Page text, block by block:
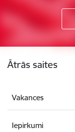
Ātrās saites
Vakances
Iepirkumi